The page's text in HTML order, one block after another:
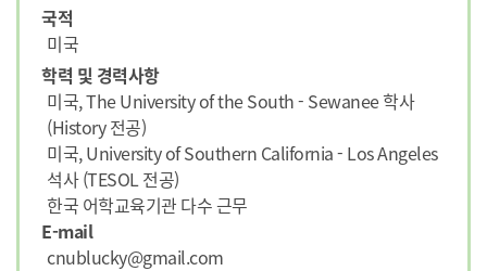
국적
미국
학력 및 경력사항
미국, The University of the South - Sewanee 학사
(History 전공)
미국, University of Southern California - Los Angeles
석사 (TESOL 전공)
한국 어학교육기관 다수 근무
E-mail
cnublucky@gmail.com